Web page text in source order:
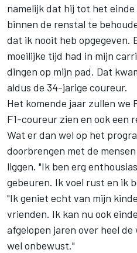
namelijk dat hij tot het
binnen de renstal te
dat ik nooit heb opgegeven.
moeilijke tijd had in mijn
dingen op mijn pad. Dat
aldus de 34-jarige coureur.
Het komende jaar zullen we
F1-coureur zien en ook een
Wat er dan wel op het
doorbrengen met de
liggen. "Ik ben erg
gebeuren. Ik voel rust en ik
"Ik geniet echt van mijn
vrienden. Ik kan nu ook
afgelopen jaren over heel
wel onbewust."